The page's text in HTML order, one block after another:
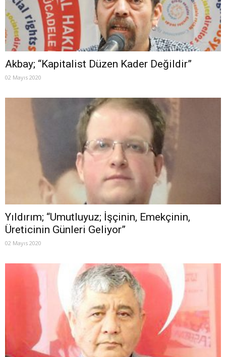
Akbay; “Kapitalist Düzen Kader Değildir”
02 Mayıs 2020
Yıldırım; “Umutluyuz; İşçinin, Emekçinin,
Üreticinin Günleri Geliyor”
02 Mayıs 2020